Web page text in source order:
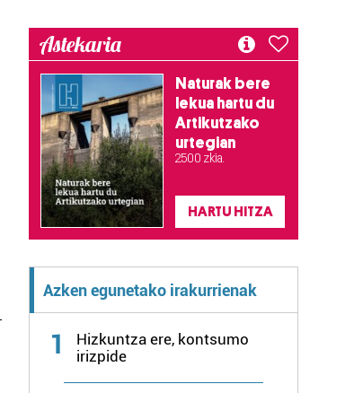
Astekaria
Naturak bere
lekua hartu du
Artikutzako
urtegian
2.500 zkia.
HARTU HITZA
Azken egunetako irakurrienak
1
Hizkuntza ere, kontsumo
irizpide